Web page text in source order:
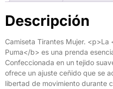
Descripción
Camiseta Tirantes Mujer.
Puma</b> es una prenda
Confeccionada en un tejido
ofrece un ajuste ceñido que se
libertad de movimiento durante